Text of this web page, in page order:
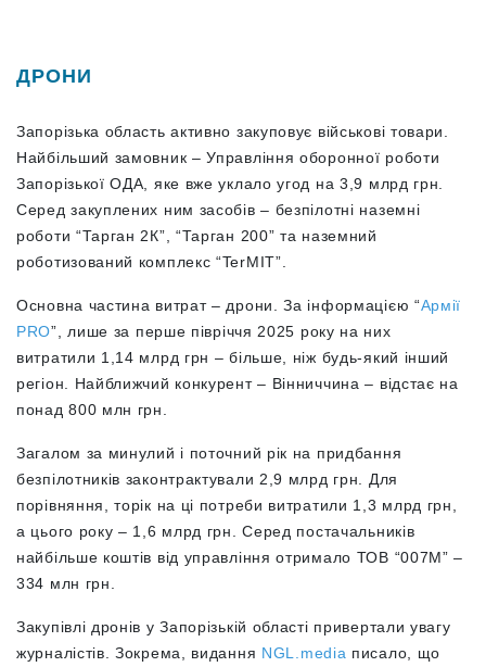
ДРОНИ
Запорізька область активно закуповує військові товари.
Найбільший замовник – Управління оборонної роботи
Запорізької ОДА, яке вже уклало угод на 3,9 млрд грн.
Серед закуплених ним засобів – безпілотні наземні
роботи “Тарган 2К”, “Тарган 200” та наземний
роботизований комплекс “TerMIT”.
Основна частина витрат – дрони. За інформацією “Армії
PRO”, лише за перше півріччя 2025 року на них
витратили 1,14 млрд грн – більше, ніж будь-який інший
регіон. Найближчий конкурент – Вінниччина – відстає на
понад 800 млн грн.
Загалом за минулий і поточний рік на придбання
безпілотників законтрактували 2,9 млрд грн. Для
порівняння, торік на ці потреби витратили 1,3 млрд грн,
а цього року – 1,6 млрд грн. Серед постачальників
найбільше коштів від управління отримало ТОВ “007М” –
334 млн грн.
Закупівлі дронів у Запорізькій області привертали увагу
журналістів. Зокрема, видання NGL.media писало, що